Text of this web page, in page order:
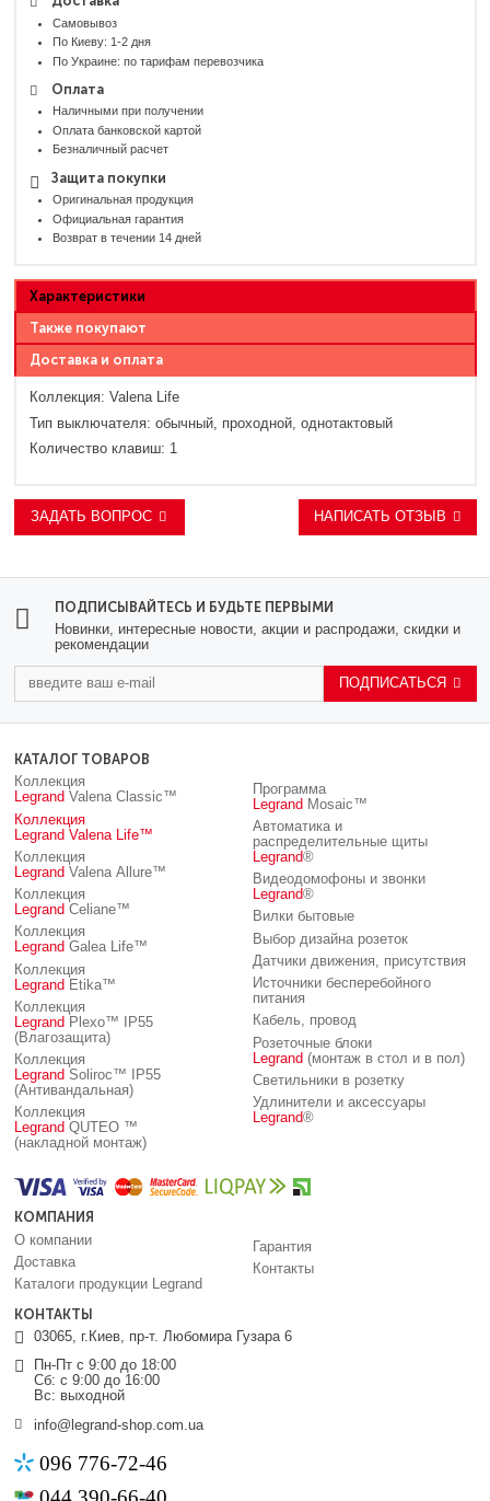
Самовывоз
По Киеву: 1-2 дня
По Украине: по тарифам перевозчика
Оплата
Наличными при получении
Оплата банковской картой
Безналичный расчет
Защита покупки
Оригинальная продукция
Официальная гарантия
Возврат в течении 14 дней
Характеристики
Также покупают
Доставка и оплата
Коллекция: Valena Life
Тип выключателя: обычный, проходной, однотактовый
Количество клавиш: 1
ЗАДАТЬ ВОПРОС НАПИСАТЬ ОТЗЫВ
ПОДПИСЫВАЙТЕСЬ И БУДЬТЕ ПЕРВЫМИ
Новинки, интересные новости, акции и распродажи, скидки и
рекомендации
ПОДПИСАТЬСЯ
КОНТАКТЫ
03065, г.Киев, пр-т. Любомира Гузара 6
Пн-Пт с 9:00 до 18:00
Сб: с 9:00 до 16:00
Вс: выходной
info@legrand-shop.com.ua
096 776-72-46
КОМПАНИЯ
О компании
Доставка
Каталоги продукции Legrand
Гарантия
Контакты
КАТАЛОГ ТОВАРОВ
Коллекция
Legrand Valena Classic™
Коллекция
Legrand Valena Life™
Коллекция
Legrand Valena Allure™
Коллекция
Legrand Celiane™
Коллекция
Legrand Galea Life™
Коллекция
Legrand Etika™
Коллекция
Legrand Plexo™ IP55
(Влагозащита)
Коллекция
Legrand Soliroc™ IP55
(Антивандальная)
Коллекция
Legrand QUTEO ™
(накладной монтаж)
Программа
Legrand Mosaic™
Автоматика и
распределительные щиты
Legrand®
Видеодомофоны и звонки
Legrand®
Вилки бытовые
Выбор дизайна розеток
Датчики движения, присутствия
Источники бесперебойного
питания
Кабель, провод
Розеточные блоки
Legrand (монтаж в стол и в пол)
Светильники в розетку
Удлинители и аксессуары
Legrand®